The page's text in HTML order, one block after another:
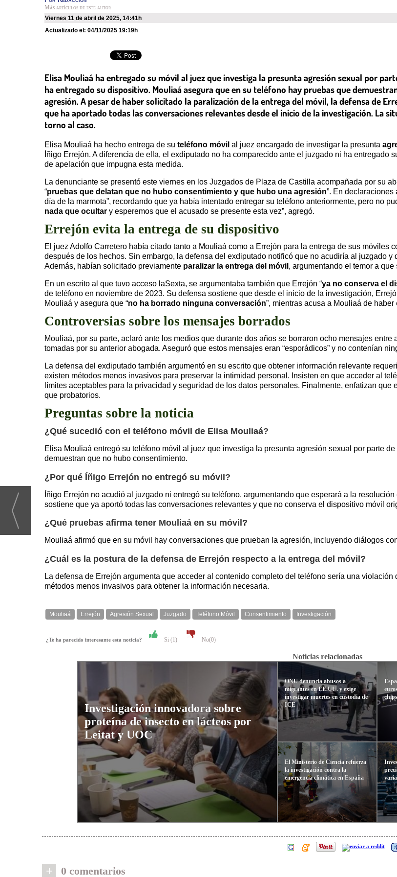
Más artículos de este autor
viernes 11 de abril de 2025, 14:41h
Actualizado el: 04/11/2025 19:19h
Elisa Mouliaá ha entregado su móvil al juez que investiga la presunta agresión sexual por
ha entregado su dispositivo. Mouliaá asegura que en su teléfono hay pruebas que
agresión. A pesar de haber solicitado la paralización de la entrega del móvil, la defensa de
que ha aportado todas las conversaciones relevantes desde el inicio de la investigación. La
torno al caso.
Elisa Mouliaá ha hecho entrega de su teléfono móvil al juez encargado de investigar la presunta
Íñigo Errejón. A diferencia de ella, el exdiputado no ha comparecido ante el juzgado ni ha entregado
de apelación que impugna esta medida.
La denunciante se presentó este viernes en los Juzgados de Plaza de Castilla acompañada por su
“pruebas que delatan que no hubo consentimiento y que hubo una agresión”. En declaraciones
día de la marmota”, recordando que ya había intentado entregar su teléfono anteriormente, pero no
nada que ocultar y esperemos que el acusado se presente esta vez”, agregó.
Errejón evita la entrega de su dispositivo
El juez Adolfo Carretero había citado tanto a Mouliaá como a Errejón para la entrega de sus móviles
después de los hechos. Sin embargo, la defensa del exdiputado notificó que no acudiría al juzgado y
Además, habían solicitado previamente paralizar la entrega del móvil , argumentando el temor a
En un escrito al que tuvo acceso laSexta, se argumentaba también que Errejón “ya no conserva el
de teléfono en noviembre de 2023. Su defensa sostiene que desde el inicio de la investigación,
Mouliaá y asegura que “no ha borrado ninguna conversación”, mientras acusa a Mouliaá de
Controversias sobre los mensajes borrados
Mouliaá, por su parte, aclaró ante los medios que durante dos años se borraron ocho mensajes
tomadas por su anterior abogada. Aseguró que estos mensajes eran “esporádicos” y no contenían
La defensa del exdiputado también argumentó en su escrito que obtener información relevante
existen métodos menos invasivos para preservar la intimidad personal. Insisten en que acceder al
límites aceptables para la privacidad y seguridad de los datos personales. Finalmente, enfatizan
que probatorios.
Preguntas sobre la noticia
¿Qué sucedió con el teléfono móvil de Elisa Mouliaá?
Elisa Mouliaá entregó su teléfono móvil al juez que investiga la presunta agresión sexual por parte
demuestran que no hubo consentimiento.
¿Por qué Íñigo Errejón no entregó su móvil?
Íñigo Errejón no acudió al juzgado ni entregó su teléfono, argumentando que esperará a la
sostiene que ya aportó todas las conversaciones relevantes y que no conserva el dispositivo móvil
¿Qué pruebas afirma tener Mouliaá en su móvil?
Mouliaá afirmó que en su móvil hay conversaciones que prueban la agresión, incluyendo diálogos
¿Cuál es la postura de la defensa de Errejón respecto a la entrega del móvil?
La defensa de Errejón argumenta que acceder al contenido completo del teléfono sería una
métodos menos invasivos para obtener la información necesaria.
Mouliaá Errejón Agresión Sexual Juzgado Teléfono Móvil Consentimiento Investigación
¿Te ha parecido interesante esta noticia? Si (1) No(0)
Noticias relacionadas
Investigación innovadora sobre
proteína de insecto en lácteos por
Leitat y UOC
ONU denuncia abusos a
migrantes en EE.UU. y exige
investigar muertes en custodia de
ICE
El Ministerio de Ciencia refuerza
la investigación contra la
emergencia climática en España
+ 0 comentarios